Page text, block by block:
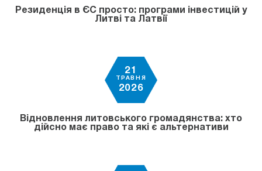
Резиденція в ЄС просто: програми інвестицій у
Литві та Латвії
21
ТРАВНЯ
2026
Відновлення литовського громадянства: хто
дійсно має право та які є альтернативи